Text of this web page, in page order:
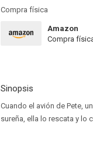
Compra física
Amazon
Compra
Sinopsis
Cuando el avión de Pete,
sureña, ella lo rescata y lo